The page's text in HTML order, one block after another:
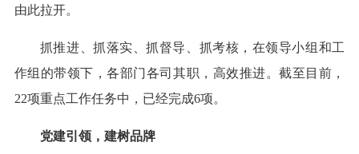
由此拉开。
抓推进、抓落实、抓督导、抓考核，在领导小组和工
作组的带领下，各部门各司其职，高效推进。截至目前，
22项重点工作任务中，已经完成6项。
党建引领，建树品牌